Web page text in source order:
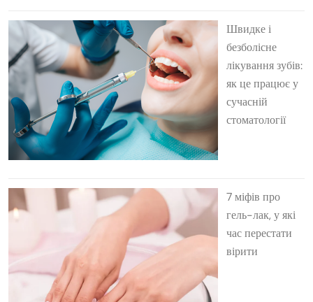
Швидке і
безболісне
лікування зубів:
як це працює у
сучасній
стоматології
7 міфів про
гель-лак, у які
час перестати
вірити